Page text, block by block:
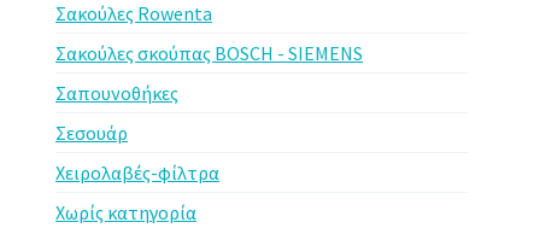
Σακούλες Rowenta
Σακούλες σκούπας BOSCH - SIEMENS
Σαπουνοθήκες
Σεσουάρ
Χειρολαβές-φίλτρα
Χωρίς κατηγορία